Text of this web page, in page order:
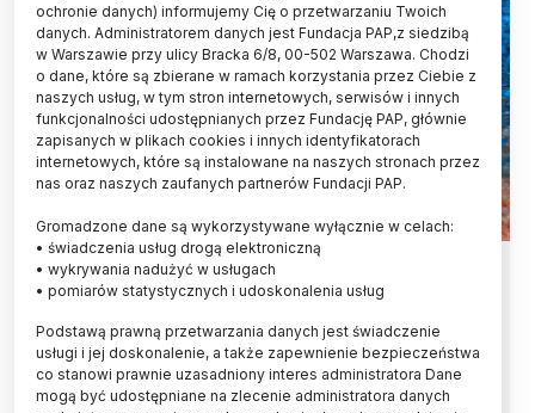
Hormon sytości pozbawia
rozgwiazdy ramion
Cholecystokinina, hormon kojarzony przede
wszystkim z regulowaniem czynności układu
pokarmowego, pozwala także żyjącym na
ochronie danych) informujemy Cię o przetwarzaniu Twoich
danych. Administratorem danych jest Fundacja PAP,z siedzibą
w Warszawie przy ulicy Bracka 6/8, 00-502 Warszawa. Chodzi
o dane, które są zbierane w ramach korzystania przez Ciebie z
naszych usług, w tym stron internetowych, serwisów i innych
funkcjonalności udostępnianych przez Fundację PAP, głównie
zapisanych w plikach cookies i innych identyfikatorach
internetowych, które są instalowane na naszych stronach przez
nas oraz naszych zaufanych partnerów Fundacji PAP.
Gromadzone dane są wykorzystywane wyłącznie w celach:
• świadczenia usług drogą elektroniczną
• wykrywania nadużyć w usługach
• pomiarów statystycznych i udoskonalenia usług
Podstawą prawną przetwarzania danych jest świadczenie
usługi i jej doskonalenie, a także zapewnienie bezpieczeństwa
co stanowi prawnie uzasadniony interes administratora Dane
mogą być udostępniane na zlecenie administratora danych